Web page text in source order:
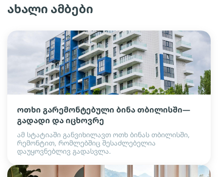
ახალი ამბები
ოთხი გარემონტებული ბინა თბილისში—
გადადი და იცხოვრე
ამ სტატიაში განვიხილავთ ოთხ ბინას თბილისში,
რემონტით, რომლებშიც შესაძლებელია
დაუყოვნებლივ გადასვლა.